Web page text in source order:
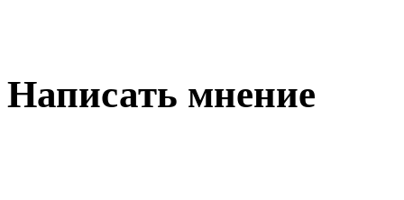
Написать мнение